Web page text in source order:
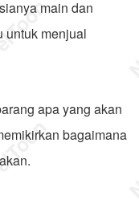
main dan
untuk menjual
apa yang akan
bagaimana